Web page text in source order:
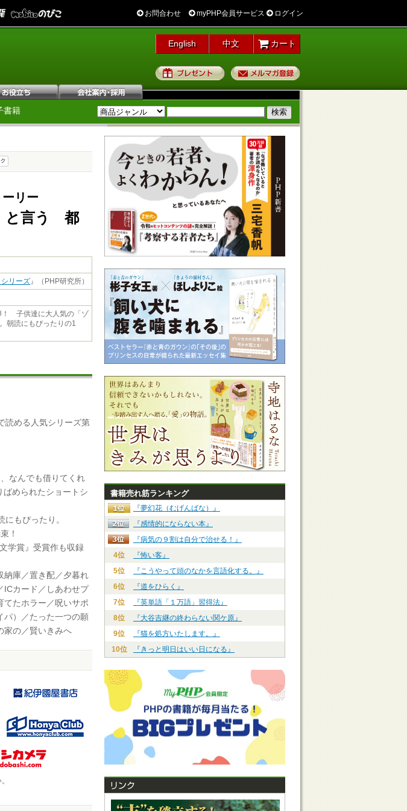
お問合わせ myPHP会員サービス ログイン
English 中文 カート
プレゼント
書籍
リー
と言う 都
リーズ』（PHP研究所）
！ 子供達に大人気の「ゾ
朝読にもぴったりの1
読める人気シリーズ第
なんでも借りてくれ
められたショートシ
もぴったり。
！
学賞』受賞作も収録
庫／置き配／夕暮れ
ICカード／しあわせプ
てたホラー／呪いサポ
パ）／たった一つの願
家の／賢いきみへ
書籍売れ筋ランキング
『夢幻花（むげんばな）』
『感情的にならない本』
『病気の９割は自分で治せる！』
4位
『怖い客』
5位
『こうやって頭のなかを言語化する。』
6位
『道をひらく』
7位
『英単語「１万語」習得法』
8位
『大谷吉継の終わらない関ケ原』
9位
『猫を処方いたします。』
10位
『きっと明日はいい日になる』